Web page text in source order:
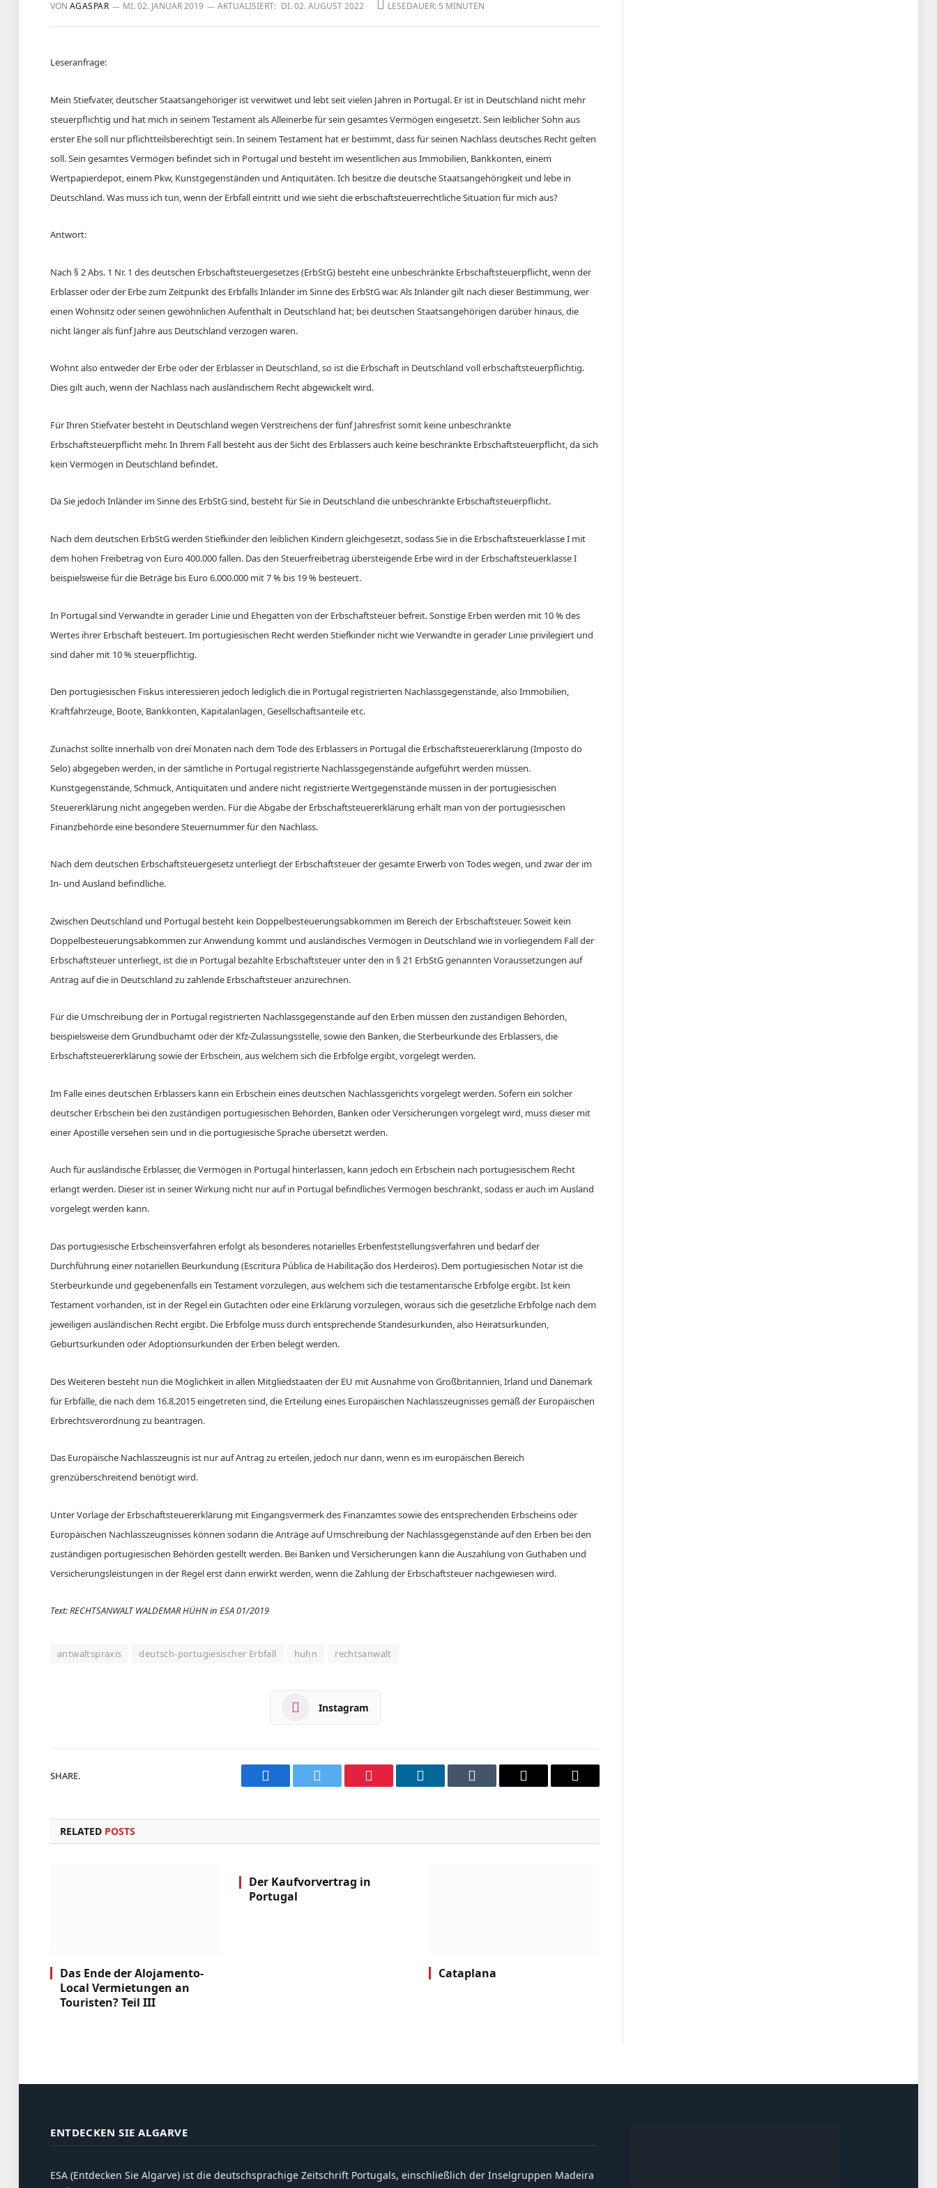
VON AGASPAR MI. 02. JANUAR 2019 AKTUALISIERT: DI. 02. AUGUST 2022 LESEDAUER: 5 MINUTEN
Leseranfrage:
Mein Stiefvater, deutscher Staatsangehöriger ist verwitwet und lebt seit vielen Jahren in Portugal. Er ist in Deutschland nicht mehr
steuerpflichtig und hat mich in seinem Testament als Alleinerbe für sein gesamtes Vermögen eingesetzt. Sein leiblicher Sohn aus
erster Ehe soll nur pflichtteilsberechtigt sein. In seinem Testament hat er bestimmt, dass für seinen Nachlass deutsches Recht gelten
soll. Sein gesamtes Vermögen befindet sich in Portugal und besteht im wesentlichen aus Immobilien, Bankkonten, einem
Wertpapierdepot, einem Pkw, Kunstgegenständen und Antiquitäten. Ich besitze die deutsche Staatsangehörigkeit und lebe in
Deutschland. Was muss ich tun, wenn der Erbfall eintritt und wie sieht die erbschaftsteuerrechtliche Situation für mich aus?
Antwort:
Nach § 2 Abs. 1 Nr. 1 des deutschen Erbschaftsteuergesetzes (ErbStG) besteht eine unbeschränkte Erbschaftsteuerpflicht, wenn der
Erblasser oder der Erbe zum Zeitpunkt des Erbfalls Inländer im Sinne des ErbStG war. Als Inländer gilt nach dieser Bestimmung, wer
einen Wohnsitz oder seinen gewöhnlichen Aufenthalt in Deutschland hat; bei deutschen Staatsangehörigen darüber hinaus, die
nicht länger als fünf Jahre aus Deutschland verzogen waren.
Wohnt also entweder der Erbe oder der Erblasser in Deutschland, so ist die Erbschaft in Deutschland voll erbschaftsteuerpflichtig.
Dies gilt auch, wenn der Nachlass nach ausländischem Recht abgewickelt wird.
Für Ihren Stiefvater besteht in Deutschland wegen Verstreichens der fünf Jahresfrist somit keine unbeschränkte
Erbschaftsteuerpflicht mehr. In Ihrem Fall besteht aus der Sicht des Erblassers auch keine beschränkte Erbschaftsteuerpflicht, da sich
kein Vermögen in Deutschland befindet.
Da Sie jedoch Inländer im Sinne des ErbStG sind, besteht für Sie in Deutschland die unbeschränkte Erbschaftsteuerpflicht.
Nach dem deutschen ErbStG werden Stiefkinder den leiblichen Kindern gleichgesetzt, sodass Sie in die Erbschaftsteuerklasse I mit
dem hohen Freibetrag von Euro 400.000 fallen. Das den Steuerfreibetrag übersteigende Erbe wird in der Erbschaftsteuerklasse I
beispielsweise für die Beträge bis Euro 6.000.000 mit 7 % bis 19 % besteuert.
In Portugal sind Verwandte in gerader Linie und Ehegatten von der Erbschaftsteuer befreit. Sonstige Erben werden mit 10 % des
Wertes ihrer Erbschaft besteuert. Im portugiesischen Recht werden Stiefkinder nicht wie Verwandte in gerader Linie privilegiert und
sind daher mit 10 % steuerpflichtig.
Den portugiesischen Fiskus interessieren jedoch lediglich die in Portugal registrierten Nachlassgegenstände, also Immobilien,
Kraftfahrzeuge, Boote, Bankkonten, Kapitalanlagen, Gesellschaftsanteile etc.
Zunächst sollte innerhalb von drei Monaten nach dem Tode des Erblassers in Portugal die Erbschaftsteuererklärung (Imposto do
Selo) abgegeben werden, in der sämtliche in Portugal registrierte Nachlassgegenstände aufgeführt werden müssen.
Kunstgegenstände, Schmuck, Antiquitäten und andere nicht registrierte Wertgegenstände müssen in der portugiesischen
Steuererklärung nicht angegeben werden. Für die Abgabe der Erbschaftsteuererklärung erhält man von der portugiesischen
Finanzbehörde eine besondere Steuernummer für den Nachlass.
Nach dem deutschen Erbschaftsteuergesetz unterliegt der Erbschaftsteuer der gesamte Erwerb von Todes wegen, und zwar der im
In- und Ausland befindliche.
Zwischen Deutschland und Portugal besteht kein Doppelbesteuerungsabkommen im Bereich der Erbschaftsteuer. Soweit kein
Doppelbesteuerungsabkommen zur Anwendung kommt und ausländisches Vermögen in Deutschland wie in vorliegendem Fall der
Erbschaftsteuer unterliegt, ist die in Portugal bezahlte Erbschaftsteuer unter den in § 21 ErbStG genannten Voraussetzungen auf
Antrag auf die in Deutschland zu zahlende Erbschaftsteuer anzurechnen.
Für die Umschreibung der in Portugal registrierten Nachlassgegenstände auf den Erben müssen den zuständigen Behörden,
beispielsweise dem Grundbuchamt oder der Kfz-Zulassungsstelle, sowie den Banken, die Sterbeurkunde des Erblassers, die
Erbschaftsteuererklärung sowie der Erbschein, aus welchem sich die Erbfolge ergibt, vorgelegt werden.
Im Falle eines deutschen Erblassers kann ein Erbschein eines deutschen Nachlassgerichts vorgelegt werden. Sofern ein solcher
deutscher Erbschein bei den zuständigen portugiesischen Behörden, Banken oder Versicherungen vorgelegt wird, muss dieser mit
einer Apostille versehen sein und in die portugiesische Sprache übersetzt werden.
Auch für ausländische Erblasser, die Vermögen in Portugal hinterlassen, kann jedoch ein Erbschein nach portugiesischem Recht
erlangt werden. Dieser ist in seiner Wirkung nicht nur auf in Portugal befindliches Vermögen beschränkt, sodass er auch im Ausland
vorgelegt werden kann.
Das portugiesische Erbscheinsverfahren erfolgt als besonderes notarielles Erbenfeststellungsverfahren und bedarf der
Durchführung einer notariellen Beurkundung (Escritura Pública de Habilitação dos Herdeiros). Dem portugiesischen Notar ist die
Sterbeurkunde und gegebenenfalls ein Testament vorzulegen, aus welchem sich die testamentarische Erbfolge ergibt. Ist kein
Testament vorhanden, ist in der Regel ein Gutachten oder eine Erklärung vorzulegen, woraus sich die gesetzliche Erbfolge nach dem
jeweiligen ausländischen Recht ergibt. Die Erbfolge muss durch entsprechende Standesurkunden, also Heiratsurkunden,
Geburtsurkunden oder Adoptionsurkunden der Erben belegt werden.
Des Weiteren besteht nun die Möglichkeit in allen Mitgliedstaaten der EU mit Ausnahme von Großbritannien, Irland und Dänemark
für Erbfälle, die nach dem 16.8.2015 eingetreten sind, die Erteilung eines Europäischen Nachlasszeugnisses gemäß der Europäischen
Erbrechtsverordnung zu beantragen.
Das Europäische Nachlasszeugnis ist nur auf Antrag zu erteilen, jedoch nur dann, wenn es im europäischen Bereich
grenzüberschreitend benötigt wird.
Unter Vorlage der Erbschaftsteuererklärung mit Eingangsvermerk des Finanzamtes sowie des entsprechenden Erbscheins oder
Europäischen Nachlasszeugnisses können sodann die Anträge auf Umschreibung der Nachlassgegenstände auf den Erben bei den
zuständigen portugiesischen Behörden gestellt werden. Bei Banken und Versicherungen kann die Auszahlung von Guthaben und
Versicherungsleistungen in der Regel erst dann erwirkt werden, wenn die Zahlung der Erbschaftsteuer nachgewiesen wird.
Text: RECHTSANWALT WALDEMAR HÜHN in ESA 01/2019
antwaltspraxis deutsch-portugiesischer Erbfall huhn rechtsanwalt
Instagram
SHARE. FacebookTwitter PinterestLinkedInTumblr Email
Copy
RELATED POSTS
Das Ende der Alojamento-
Local Vermietungen an
Touristen? Teil III
Der Kaufvorvertrag in
Portugal
Cataplana
ENTDECKEN SIE ALGARVE
ESA (Entdecken Sie Algarve) ist die deutschsprachige Zeitschrift Portugals, einschließlich der Inselgruppen Madeira